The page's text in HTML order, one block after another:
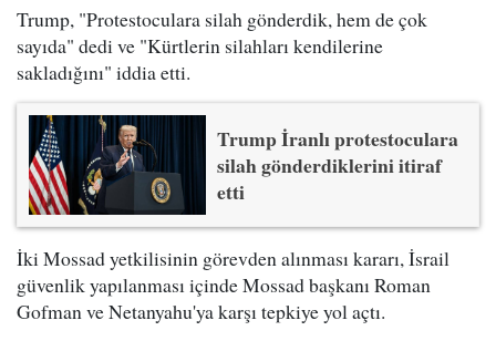
Trump, "Protestoculara silah gönderdik, hem de çok
sayıda" dedi ve "Kürtlerin silahları kendilerine
sakladığını" iddia etti.
Trump İranlı protestoculara
silah gönderdiklerini itiraf
etti
İki Mossad yetkilisinin görevden alınması kararı, İsrail
güvenlik yapılanması içinde Mossad başkanı Roman
Gofman ve Netanyahu'ya karşı tepkiye yol açtı.